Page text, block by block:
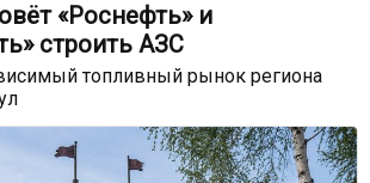
«Роснефть» и
строить АЗС
топливный рынок региона